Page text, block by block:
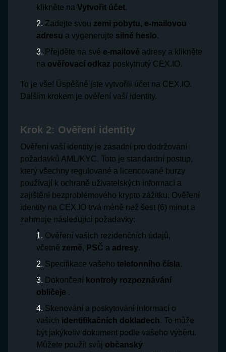
klikněte na Vytvořit účet.
Zadejte svou zemi pobytu, e-mailovou
adresu a vygenerujte silné heslo.
Přejděte na své e-mailové adresy a klikněte
na ověřovací odkaz poskytnutý CEX.IO.
To je vše! Úspěšně jste vytvořili účet na CEX.IO.
Dalším krokem je ověření vaší identity.
Krok 2: Ověření identity
Ověření vaší identity je zásadní pro dodržování
požadavků AML/KYC. Toto je standardní postup,
který všechny regulované a licencované burzy
používají k ochraně uživatelských informací a
zajištění bezproblémového krypto zážitku. Ověření
identity na CEX.IO trvá méně než šest (6) minut a
zahrnuje následující požadavky:
Ověření vašich rezidenčních údajů,
včetně země, PSČ a adresy.
Specifikace vašeho telefonního čísla.
Dokončení kontroly rozpoznávání
obličeje .
Skenování a poskytování informací o
vašich identifikačních dokladech. To může
být jakýkoliv dokument podle vašeho výběru.
Můžete použít svůj občanský